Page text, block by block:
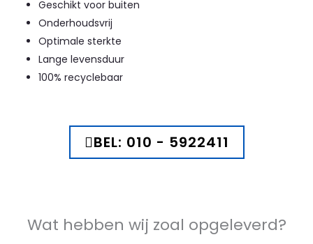
Geschikt voor buiten
Onderhoudsvrij
Optimale sterkte
Lange levensduur
100% recyclebaar
BEL: 010 - 5922411
Wat hebben wij zoal opgeleverd?